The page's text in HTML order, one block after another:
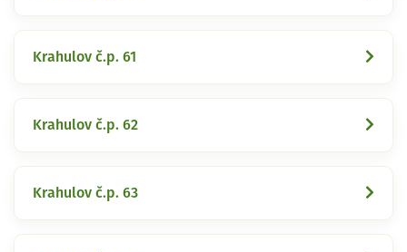
Krahulov č.p. 61
Krahulov č.p. 62
Krahulov č.p. 63